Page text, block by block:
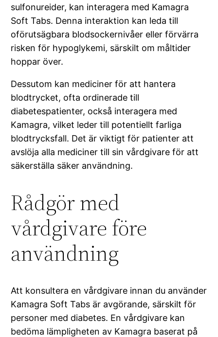
sulfonureider, kan interagera med Kamagra
Soft Tabs. Denna interaktion kan leda till
oförutsägbara blodsockernivåer eller förvärra
risken för hypoglykemi, särskilt om måltider
hoppar över.
Dessutom kan mediciner för att hantera
blodtrycket, ofta ordinerade till
diabetespatienter, också interagera med
Kamagra, vilket leder till potentiellt farliga
blodtrycksfall. Det är viktigt för patienter att
avslöja alla mediciner till sin vårdgivare för att
säkerställa säker användning.
Rådgör med
vårdgivare före
användning
Att konsultera en vårdgivare innan du använder
Kamagra Soft Tabs är avgörande, särskilt för
personer med diabetes. En vårdgivare kan
bedöma lämpligheten av Kamagra baserat på